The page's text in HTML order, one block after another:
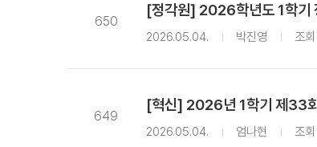
650
[정각원] 2026학년도 1학기
2026.05.04. 박진영 조
649
[혁신] 2026년 1학기 제33
2026.05.04. 엄나현 조